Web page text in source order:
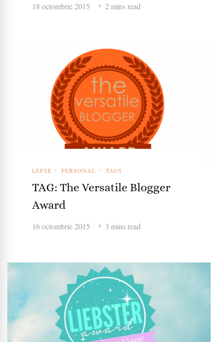
18 octombrie 2015 2 mins read
LEPSE PERSONAL TAGS
TAG: The Versatile Blogger
Award
16 octombrie 2015 3 mins read